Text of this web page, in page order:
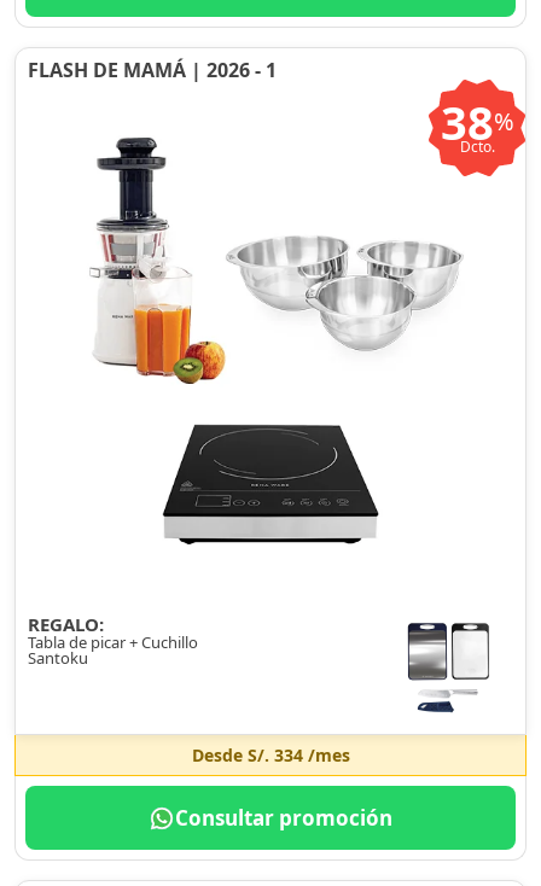
FLASH DE MAMÁ | 2026 - 1
38%
Dcto.
REGALO:
Tabla de picar + Cuchillo
Santoku
Desde S/. 334/mes
Consultar promoción